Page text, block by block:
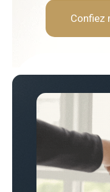
Confiez